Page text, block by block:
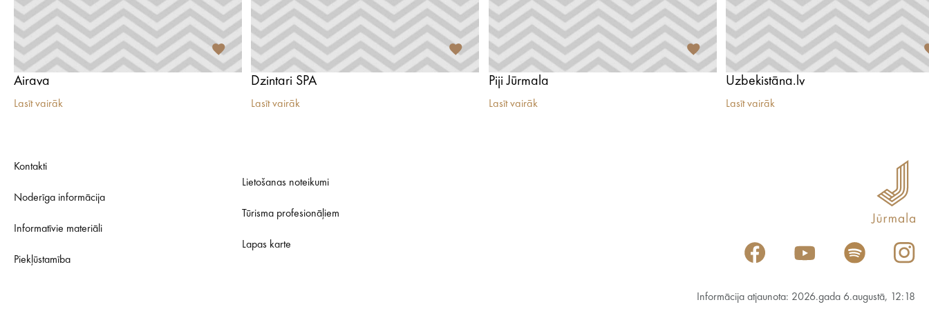
Airava
Lasīt vairāk
Dzintari SPA
Lasīt vairāk
Piji Jūrmala
Lasīt vairāk
Uzbekistāna.lv
Lasīt vairāk
Kontakti
Noderīga informācija
Informatīvie materiāli
Piekļūstamība
Lietošanas noteikumi
Tūrisma profesionāļiem
Lapas karte
Informācija atjaunota: 2026.gada 6.augustā, 12:18